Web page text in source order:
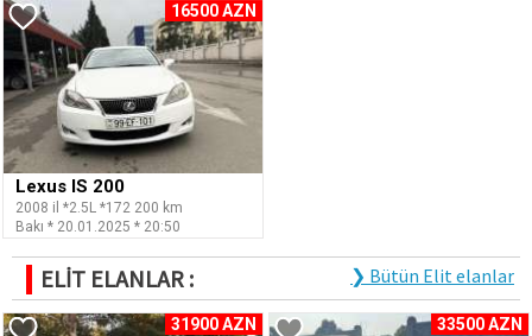
16500 AZN
Lexus IS 200
2008 il *2.5L *172 200 km
Bakı * 20.01.2025 * 20:50
ELİT ELANLAR : ❯ Bütün Elit elanlar
31900 AZN 33500 AZN